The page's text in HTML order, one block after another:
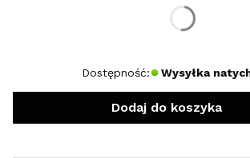
Dostępność: Wysyłka
Dodaj do koszyka